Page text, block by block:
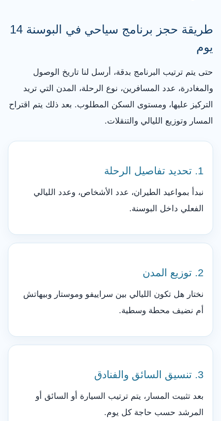
طريقة حجز برنامج سياحي في البوسنة 14
يوم
حتى يتم ترتيب البرنامج بدقة، أرسل لنا تاريخ الوصول
والمغادرة، عدد المسافرين، نوع الرحلة، المدن التي تريد
التركيز عليها، ومستوى السكن المطلوب. بعد ذلك يتم اقتراح
المسار وتوزيع الليالي والتنقلات.
1. تحديد تفاصيل الرحلة
نبدأ بمواعيد الطيران، عدد الأشخاص، وعدد الليالي
الفعلي داخل البوسنة.
2. توزيع المدن
نختار هل تكون الليالي بين سراييفو وموستار وبيهاتش
أم نضيف محطة وسطية.
3. تنسيق السائق والفنادق
بعد تثبيت المسار، يتم ترتيب السيارة أو السائق أو
المرشد حسب حاجة كل يوم.